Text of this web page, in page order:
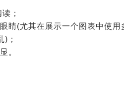
；
睛(尤其在展示一个图表中使
；
。